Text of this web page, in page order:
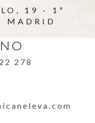
19 - 1ª
MADRID
278